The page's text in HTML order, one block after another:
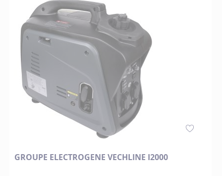
GROUPE ELECTROGENE VECHLINE I2000